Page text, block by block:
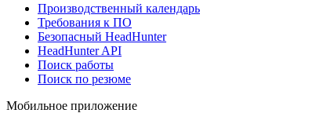
Производственный календарь
Требования к ПО
Безопасный HeadHunter
HeadHunter API
Поиск работы
Поиск по резюме
Мобильное приложение